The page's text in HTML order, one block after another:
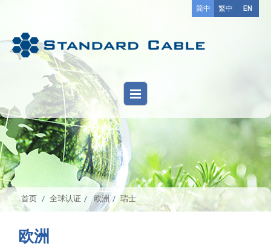
EN
繁中
简中
首页 全球认证 欧洲 瑞士
欧洲